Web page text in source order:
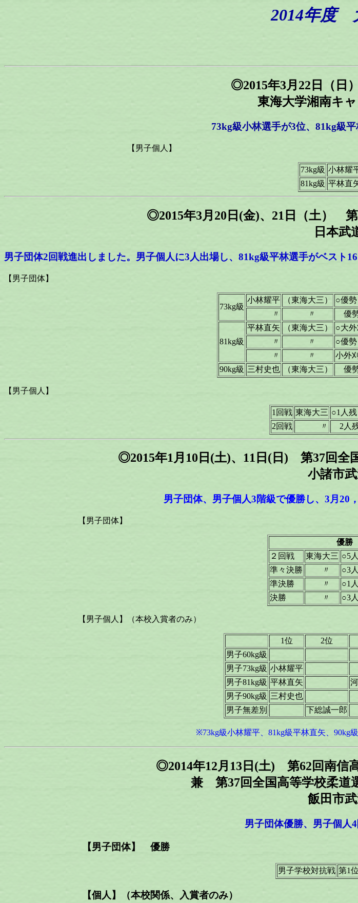
2014年度
◎2015年3月22日（日
東海大学湘南キ
73kg級小林選手が3位、81kg級平
【男子個人】
73kg級 小林耀
81kg級 平林直
◎2015年3月20日(金)、21日（土）
日本武
男子団体2回戦進出しました。男子個人に3人出場し、81kg級平林選手がベスト
【男子団体】
73kg級
小林耀平 （東海大三） ○優勢
〃
〃 優
81kg級
平林直矢 （東海大三） ○大外
〃
〃 ○優勢
〃
〃 小外
90kg級 三村史也 （東海大三） 優
【男子個人】
1回戦 東海大三 ○1人残
2回戦
〃 2人
◎2015年1月10日(土)、11日(日) 第37回
小諸市
男子団体、男子個人3階級で優勝し、3月20
【男子団体】
優勝
２回戦
東海大三 ○5
準々決勝
〃 ○3
準決勝
〃 ○1
決勝
〃 ○3
【男子個人】（本校入賞者のみ）
1位 2位
男子60kg級
男子73kg級 小林耀平
男子81kg級 平林直矢
男子90kg級 三村史也
男子無差別
下総誠一郎
※73kg級小林耀平、81kg級平林直矢、90kg
◎2014年12月13日(土) 第62回南信
兼 第37回全国高等学校柔道選
飯田市
男子団体優勝、男子個人
【男子団体】 優勝
男子学校対抗戦 第1位
【個人】（本校関係、入賞者のみ）